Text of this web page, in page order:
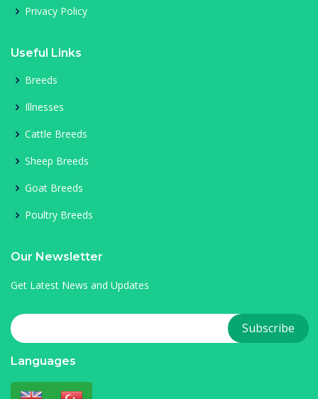
Privacy Policy
Useful Links
Breeds
Illnesses
Cattle Breeds
Sheep Breeds
Goat Breeds
Poultry Breeds
Our Newsletter
Get Latest News and Updates
Languages